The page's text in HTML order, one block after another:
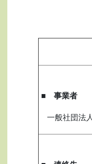
■ 事業者
一般